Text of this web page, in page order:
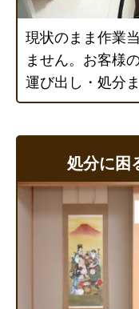
現状のまま作業
ません。お客様
運び出し・処分
処分に困